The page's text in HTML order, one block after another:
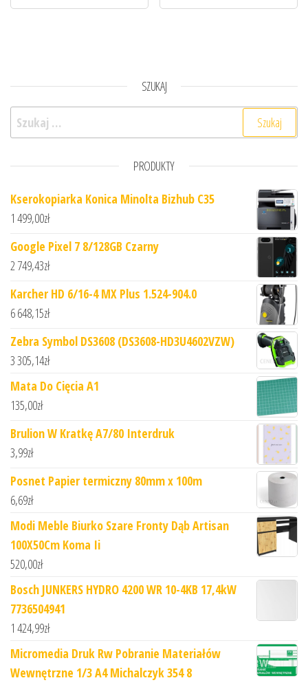
SZUKAJ
Szukaj:
PRODUKTY
Kserokopiarka Konica Minolta Bizhub C35
1 499,00zł
Google Pixel 7 8/128GB Czarny
2 749,43zł
Karcher HD 6/16-4 MX Plus 1.524-904.0
6 648,15zł
Zebra Symbol DS3608 (DS3608-HD3U4602VZW)
3 305,14zł
Mata Do Cięcia A1
135,00zł
Brulion W Kratkę A7/80 Interdruk
3,99zł
Posnet Papier termiczny 80mm x 100m
6,69zł
Modi Meble Biurko Szare Fronty Dąb Artisan
100X50Cm Koma Ii
520,00zł
Bosch JUNKERS HYDRO 4200 WR 10-4KB 17,4kW
7736504941
1 424,99zł
Micromedia Druk Rw Pobranie Materiałów
Wewnętrzne 1/3 A4 Michalczyk 354 8